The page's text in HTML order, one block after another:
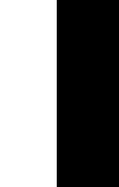
En el
de los
labores de
Los